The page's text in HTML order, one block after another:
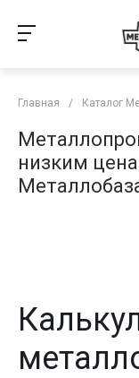
Главная / Каталог
низким